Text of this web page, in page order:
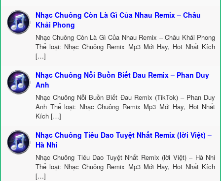
Nhạc Chuông Còn Là Gì Của Nhau Remix – Châu
Khải Phong
Nhạc Chuông Còn Là Gì Của Nhau Remix – Châu Khải Phong
Thể loại: Nhạc Chuông Remix Mp3 Mới Hay, Hot Nhất Kích
[…]
Nhạc Chuông Nỗi Buồn Biết Đau Remix – Phan Duy
Anh
Nhạc Chuông Nỗi Buồn Biết Đau Remix (TikTok) – Phan Duy
Anh Thể loại: Nhạc Chuông Remix Mp3 Mới Hay, Hot Nhất
Kích […]
Nhạc Chuông Tiêu Dao Tuyệt Nhất Remix (lời Việt) –
Hà Nhi
Nhạc Chuông Tiêu Dao Tuyệt Nhất Remix (lời Việt) – Hà Nhi
Thể loại: Nhạc Chuông Remix Mp3 Mới Hay, Hot Nhất Kích
[…]